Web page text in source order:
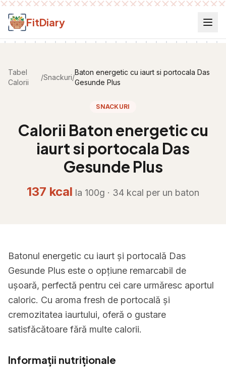
Salt la conținut
FitDiary
Tabel
Calorii
/Snackuri/
Baton energetic cu iaurt si portocala Das
Gesunde Plus
SNACKURI
Calorii Baton energetic cu
iaurt si portocala Das
Gesunde Plus
137 kcal la 100g · 34 kcal per un baton
Batonul energetic cu iaurt și portocală Das
Gesunde Plus este o opțiune remarcabil de
ușoară, perfectă pentru cei care urmăresc aportul
caloric. Cu aroma fresh de portocală și
cremozitatea iaurtului, oferă o gustare
satisfăcătoare fără multe calorii.
Informații nutriționale